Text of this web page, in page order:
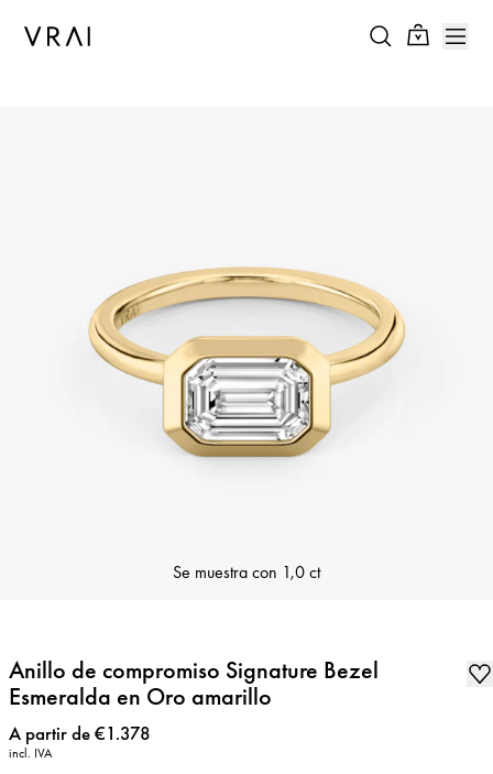
Se muestra con 1,0 ct
Anillo de compromiso Signature Bezel
Esmeralda en Oro amarillo
Precio:
A partir de €1.378
incl. IVA